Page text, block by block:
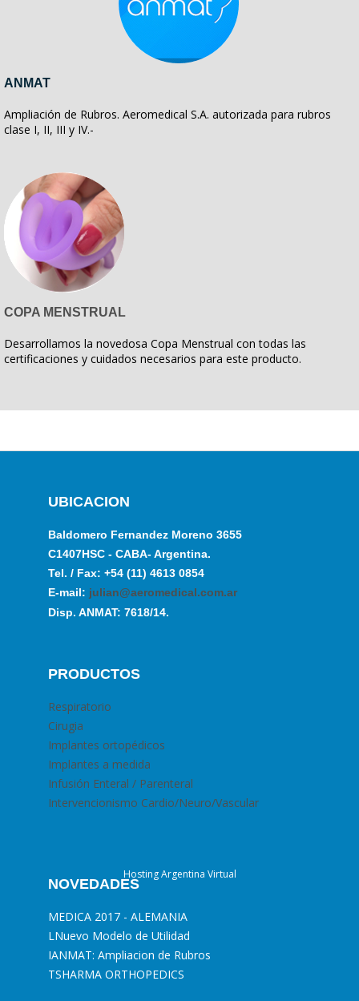
ANMAT
Ampliación de Rubros. Aeromedical S.A. autorizada para rubros
clase I, II, III y IV.-
COPA MENSTRUAL
Desarrollamos la novedosa Copa Menstrual con todas las
certificaciones y cuidados necesarios para este producto.
UBICACION
Baldomero Fernandez Moreno 3655
C1407HSC - CABA- Argentina.
Tel. / Fax: +54 (11) 4613 0854
E-mail: julian@aeromedical.com.ar
Disp. ANMAT: 7618/14.
PRODUCTOS
Respiratorio
Cirugia
Implantes ortopédicos
Implantes a medida
Infusión Enteral / Parenteral
Intervencionismo Cardio/Neuro/Vascular
NOVEDADES
MEDICA 2017 - ALEMANIA
LNuevo Modelo de Utilidad
IANMAT: Ampliacion de Rubros
TSHARMA ORTHOPEDICS
Hosting Argentina Virtual